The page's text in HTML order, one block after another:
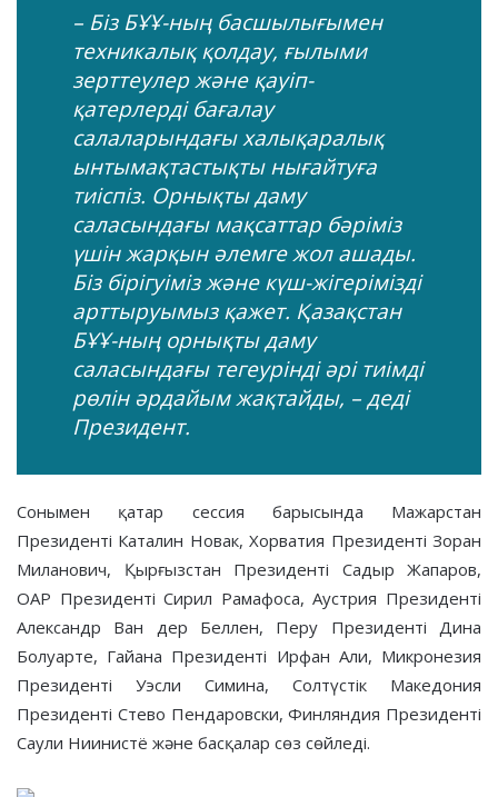
– Біз БҰҰ-ның басшылығымен
техникалық қолдау, ғылыми
зерттеулер және қауіп-
қатерлерді бағалау
салаларындағы халықаралық
ынтымақтастықты нығайтуға
тиіспіз. Орнықты даму
саласындағы мақсаттар бәріміз
үшін жарқын әлемге жол ашады.
Біз бірігуіміз және күш-жігерімізді
арттыруымыз қажет. Қазақстан
БҰҰ-ның орнықты даму
саласындағы тегеурінді әрі тиімді
рөлін әрдайым жақтайды, – деді
Президент.
Сонымен қатар сессия барысында Мажарстан
Президенті Каталин Новак, Хорватия Президенті Зоран
Миланович, Қырғызстан Президенті Садыр Жапаров,
ОАР Президенті Сирил Рамафоса, Аустрия Президенті
Александр Ван дер Беллен, Перу Президенті Дина
Болуарте, Гайана Президенті Ирфан Али, Микронезия
Президенті Уэсли Симина, Солтүстік Македония
Президенті Стево Пендаровски, Финляндия Президенті
Саули Ниинистё және басқалар сөз сөйледі.